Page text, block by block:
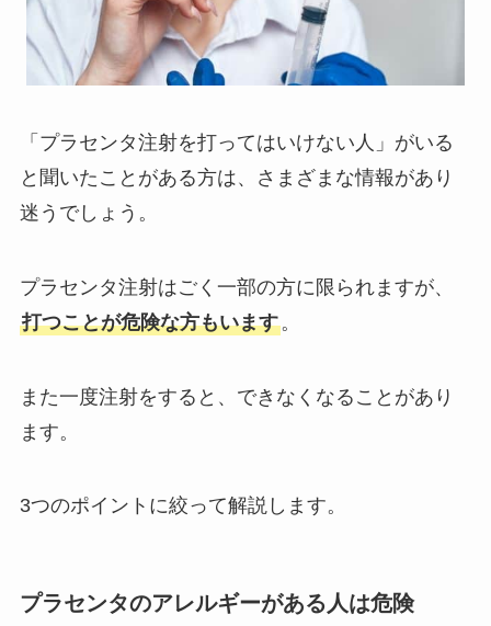
「プラセンタ注射を打ってはいけない人」がいる
と聞いたことがある方は、さまざまな情報があり
迷うでしょう。
プラセンタ注射はごく一部の方に限られますが、
打つことが危険な方もいます。
また一度注射をすると、できなくなることがあり
ます。
3つのポイントに絞って解説します。
プラセンタのアレルギーがある人は危険